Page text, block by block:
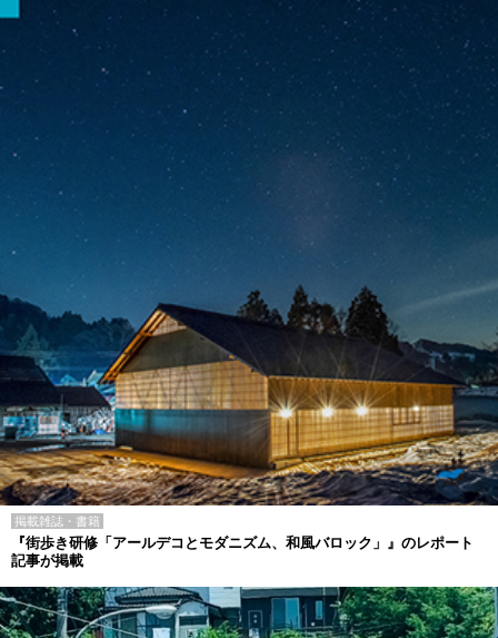
掲載雑誌・書籍
『街歩き研修「アールデコとモダニズム、和風バロック」』のレポート
記事が掲載